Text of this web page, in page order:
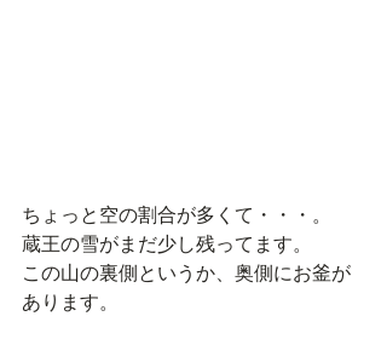
ちょっと空の割合が多くて・・・。
蔵王の雪がまだ少し残ってます。
この山の裏側というか、奥側にお釜が
あります。